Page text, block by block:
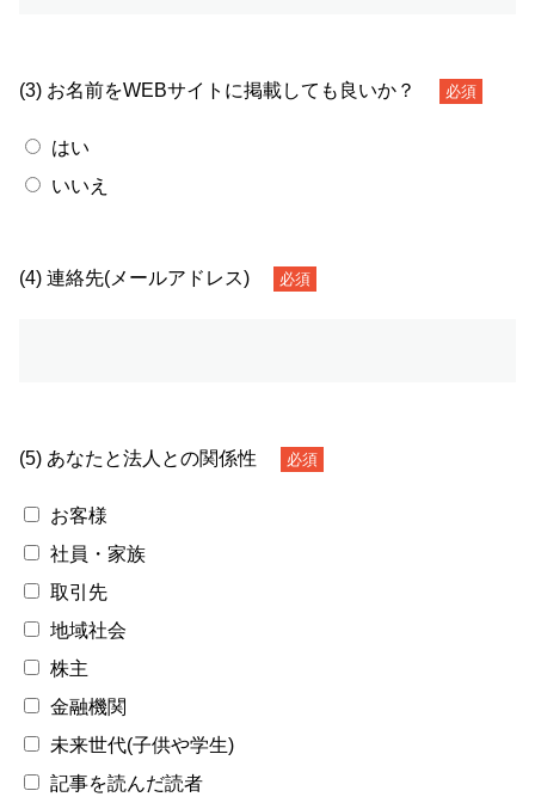
(3) お名前をWEBサイトに掲載しても良いか？ 必須
はい
いいえ
(4) 連絡先(メールアドレス) 必須
(5) あなたと法人との関係性 必須
お客様
社員・家族
取引先
地域社会
株主
金融機関
未来世代(子供や学生)
記事を読んだ読者